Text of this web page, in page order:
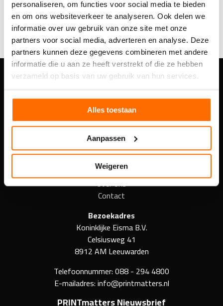
personaliseren, om functies voor social media te bieden
en om ons websiteverkeer te analyseren. Ook delen we
informatie over uw gebruik van onze site met onze
partners voor social media, adverteren en analyse. Deze
partners kunnen deze gegevens combineren met andere
informatie die u aan ze heeft verstrekt of die ze hebben
verzameld op basis van uw gebruik van hun services.
Alles toestaan
Aanpassen
Weigeren
Agenda
Kennisbank
Blog
Abonnementen
Adverteren
Vacatures
Over ons
Contact
Bezoekadres
Koninklijke Eisma B.V.
Celsiusweg 41
8912 AM Leeuwarden
Telefoonnummer:088 - 294 4800
E-mailadres:info@printmatters.nl
PRINTmatters Nieuwsbrief